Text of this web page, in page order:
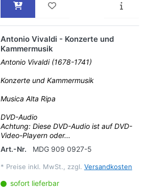
Antonio Vivaldi - Konzerte und
Kammermusik
Antonio Vivaldi (1678-1741)
Konzerte und Kammermusik
Musica Alta Ripa
DVD-Audio
Achtung: Diese DVD-Audio ist auf DVD-
Video-Playern oder...
Art.-Nr.
MDG 909 0927-5
* Preise inkl. MwSt., zzgl. Versandkosten
sofort lieferbar